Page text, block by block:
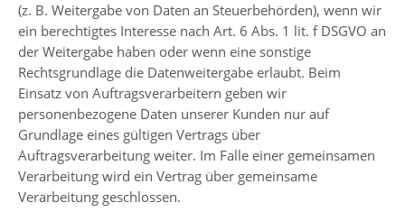
(z. B. Weitergabe von Daten an Steuerbehörden), wenn wir
ein berechtigtes Interesse nach Art. 6 Abs. 1 lit. f DSGVO an
der Weitergabe haben oder wenn eine sonstige
Rechtsgrundlage die Datenweitergabe erlaubt. Beim
Einsatz von Auftragsverarbeitern geben wir
personenbezogene Daten unserer Kunden nur auf
Grundlage eines gültigen Vertrags über
Auftragsverarbeitung weiter. Im Falle einer gemeinsamen
Verarbeitung wird ein Vertrag über gemeinsame
Verarbeitung geschlossen.